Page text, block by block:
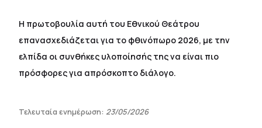
Η πρωτοβουλία αυτή του Εθνικού Θεάτρου
επανασχεδιάζεται για το φθινόπωρο 2026, με την
ελπίδα οι συνθήκες υλοποίησής της να είναι πιο
πρόσφορες για απρόσκοπτο διάλογο.
Τελευταία ενημέρωση:23/05/2026